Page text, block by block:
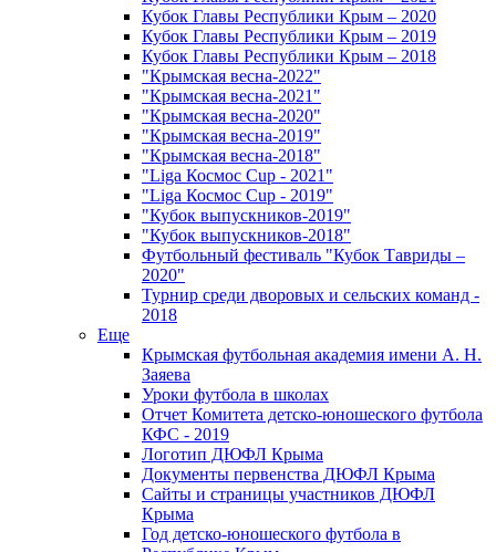
Кубок Главы Республики Крым – 2020
Кубок Главы Республики Крым – 2019
Кубок Главы Республики Крым – 2018
"Крымская весна-2022"
"Крымская весна-2021"
"Крымская весна-2020"
"Крымская весна-2019"
"Крымская весна-2018"
"Liga Космос Cup - 2021"
"Liga Космос Cup - 2019"
"Кубок выпускников-2019"
"Кубок выпускников-2018"
Футбольный фестиваль "Кубок Тавриды –
2020"
Турнир среди дворовых и сельских команд -
2018
Еще
Крымская футбольная академия имени А. Н.
Заяева
Уроки футбола в школах
Отчет Комитета детско-юношеского футбола
КФС - 2019
Логотип ДЮФЛ Крыма
Документы первенства ДЮФЛ Крыма
Сайты и страницы участников ДЮФЛ
Крыма
Год детско-юношеского футбола в